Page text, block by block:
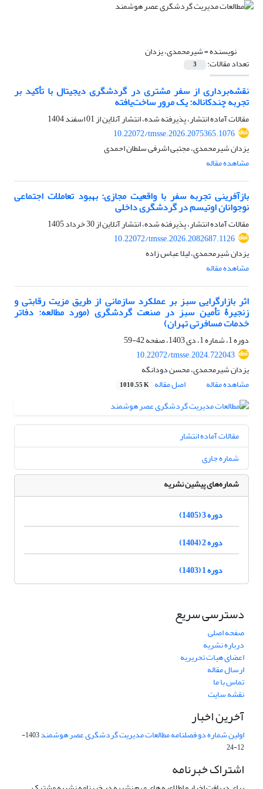
نویسنده =شیرمحمدی، یزدان
تعداد مقالات: 3
نقشه‌برداری از سفر مشتری در گردشگری دیجیتال با تأکید بر
تجربه چندکاناله: یک مرور ساخت‌یافته
مقالات آماده انتشار، پذیرفته شده، انتشار آنلاین از01 اسفند 1404
10.22072/tmsse.2026.2075365.1076
یزدان شیرمحمدی، مجتبی اشرفی سلطان احمدی
مشاهده مقاله
بازآفرینی تجربه سفر با واقعیت مجازی: بهبود تعاملات اجتماعی
نوجوانان اوتیسم در گردشگری داخلی
مقالات آماده انتشار، پذیرفته شده، انتشار آنلاین از30 خرداد 1405
10.22072/tmsse.2026.2082687.1126
یزدان شیرمحمدی، لیلا عباس زاده
مشاهده مقاله
اثر بازارگرایی سبز بر عملکرد سازمانی از طریق مزیت رقابتی و
زنجیرۀ تأمین سبز در صنعت گردشگری (مورد مطالعه: دفاتر
خدمات مسافرتی تهران)
دوره 1، شماره 1، دی 1403، صفحه
42-59
10.22072/tmsse.2024.722043
یزدان شیرمحمدی، محسن دودانگه
مشاهده مقاله
اصل مقاله 1010.55 K
مقالات آماده انتشار
شماره جاری
شماره‌های پیشین نشریه
دوره 3 (1405)
دوره 2 (1404)
دوره 1 (1403)
دسترسی سریع
صفحه اصلی
درباره نشریه
اعضای هیات تحریریه
ارسال مقاله
تماس با ما
نقشه سایت
آخرین اخبار
اولین شماره دو فصلنامه مطالعات مدیریت گردشگری عصر هوشمند
1403-
12-24
اشتراک خبرنامه